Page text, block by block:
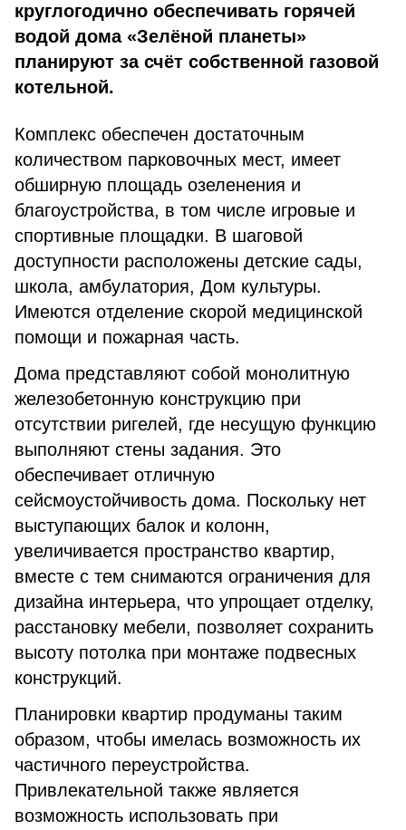
круглогодично обеспечивать горячей
водой дома «Зелёной планеты»
планируют за счёт собственной газовой
котельной.
Комплекс обеспечен достаточным
количеством парковочных мест, имеет
обширную площадь озеленения и
благоустройства, в том числе игровые и
спортивные площадки. В шаговой
доступности расположены детские сады,
школа, амбулатория, Дом культуры.
Имеются отделение скорой медицинской
помощи и пожарная часть.
Дома представляют собой монолитную
железобетонную конструкцию при
отсутствии ригелей, где несущую функцию
выполняют стены задания. Это
обеспечивает отличную
сейсмоустойчивость дома. Поскольку нет
выступающих балок и колонн,
увеличивается пространство квартир,
вместе с тем снимаются ограничения для
дизайна интерьера, что упрощает отделку,
расстановку мебели, позволяет сохранить
высоту потолка при монтаже подвесных
конструкций.
Планировки квартир продуманы таким
образом, чтобы имелась возможность их
частичного переустройства.
Привлекательной также является
возможность использовать при